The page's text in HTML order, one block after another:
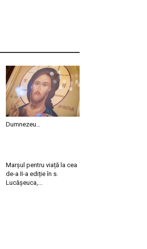
Dumnezeu…
Marșul pentru viață la cea
de-a II-a ediție în s.
Lucășeuca,...